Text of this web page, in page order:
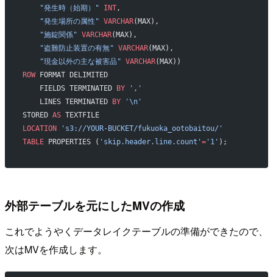
    "発生時（始期）"
INT,
    "発生場所の属性"
VARCHAR(MAX),
    "施錠関係"
VARCHAR(MAX),
    "盗難防止装置の有無"
VARCHAR(MAX),
    "現金以外の主な被害品"
VARCHAR(MAX))
ROW FORMAT DELIMITED
    FIELDS TERMINATED
BY ','
    LINES TERMINATED
BY '\n'
STORED AS TEXTFILE
LOCATION 's3://YOUR-BUCKET/fukuoka_ootobaitou/'
TABLE PROPERTIES ( 'skip.header.line.count' ='1' );
外部テーブルを元にしたMVの作成
これでようやくデータレイクテーブルの準備ができたので、
次はMVを作成します。